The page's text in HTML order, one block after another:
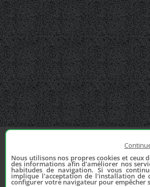
Nous utilisons nos propres cookies et ceux
des informations afin d'améliorer nos
habitudes de navigation. Si vous
implique l'acceptation de l'installation de
configurer votre navigateur pour empêcher